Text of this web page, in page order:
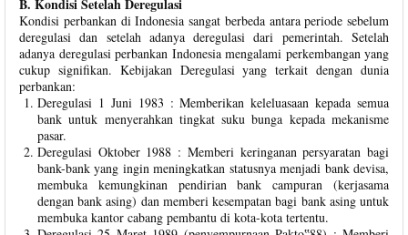
B. Kondisi Setelah Deregulasi
Kondisi perbankan di Indonesia sangat berbeda antara periode sebelum
deregulasi dan setelah adanya deregulasi dari pemerintah. Setelah
adanya deregulasi perbankan Indonesia mengalami perkembangan yang
cukup signifikan. Kebijakan Deregulasi yang terkait dengan dunia
perbankan:
Deregulasi 1 Juni 1983 : Memberikan keleluasaan kepada semua
bank untuk menyerahkan tingkat suku bunga kepada mekanisme
pasar.
Deregulasi Oktober 1988 : Memberi keringanan persyaratan bagi
bank-bank yang ingin meningkatkan statusnya menjadi bank devisa,
membuka kemungkinan pendirian bank campuran (kerjasama
dengan bank asing) dan memberi kesempatan bagi bank asing untuk
membuka kantor cabang pembantu di kota-kota tertentu.